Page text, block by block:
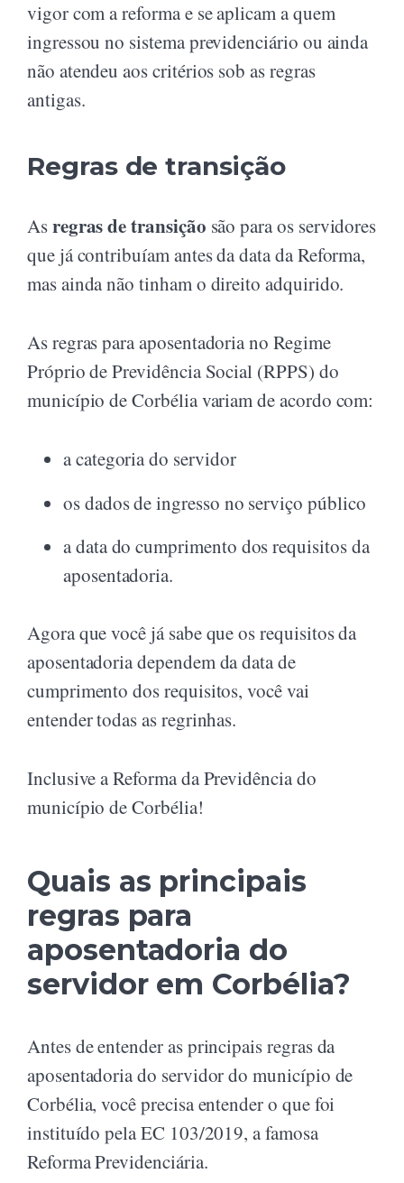
vigor com a reforma e se aplicam a quem
ingressou no sistema previdenciário ou ainda
não atendeu aos critérios sob as regras
antigas.
Regras de transição
Asregras de transição são para os servidores
que já contribuíam antes da data da Reforma,
mas ainda não tinham o direito adquirido.
As regras para aposentadoria no Regime
Próprio de Previdência Social (RPPS) do
município de Corbélia variam de acordo com:
a categoria do servidor
os dados de ingresso no serviço público
a data do cumprimento dos requisitos da
aposentadoria.
Agora que você já sabe que os requisitos da
aposentadoria dependem da data de
cumprimento dos requisitos, você vai
entender todas as regrinhas.
Inclusive a Reforma da Previdência do
município de Corbélia!
Quais as principais
regras para
aposentadoria do
servidor em Corbélia?
Antes de entender as principais regras da
aposentadoria do servidor do município de
Corbélia, você precisa entender o que foi
instituído pela EC 103/2019, a famosa
Reforma Previdenciária.